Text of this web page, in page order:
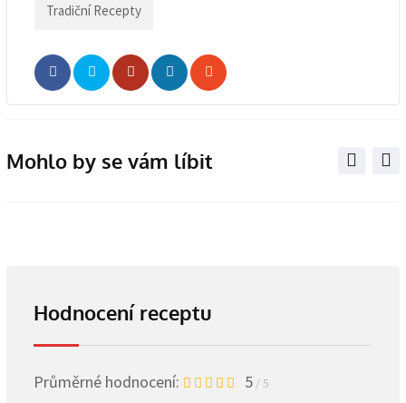
Tradiční Recepty
WhatsappShare
Print
Mohlo by se vám líbit
Hodnocení receptu
Průměrné hodnocení: 5 / 5